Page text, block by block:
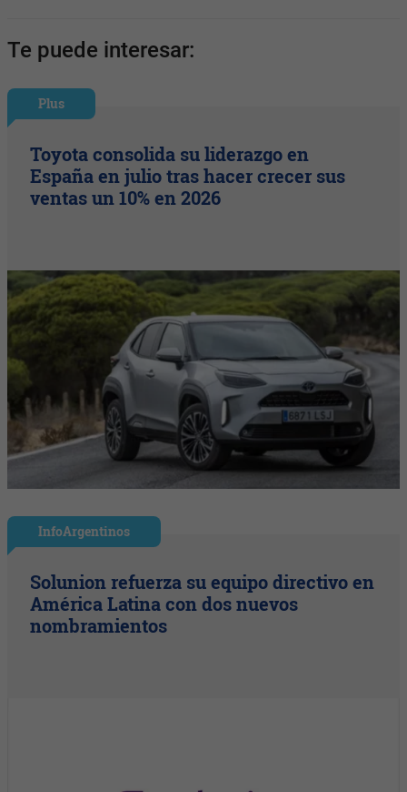
Te puede interesar:
Plus
Toyota consolida su liderazgo en
España en julio tras hacer crecer sus
ventas un 10% en 2026
InfoArgentinos
Solunion refuerza su equipo directivo en
América Latina con dos nuevos
nombramientos